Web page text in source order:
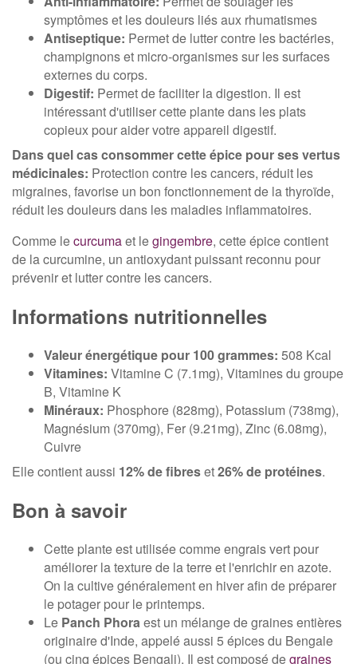
symptômes et les douleurs liés aux rhumatismes
Antiseptique: Permet de lutter contre les bactéries,
champignons et micro-organismes sur les surfaces
externes du corps.
Digestif: Permet de faciliter la digestion. Il est
intéressant d'utiliser cette plante dans les plats
copieux pour aider votre appareil digestif.
Dans quel cas consommer cette épice pour ses vertus
médicinales: Protection contre les cancers, réduit les
migraines, favorise un bon fonctionnement de la thyroïde,
réduit les douleurs dans les maladies inflammatoires.
Comme lecurcumaet legingembre, cette épice contient
de la curcumine, un antioxydant puissant reconnu pour
prévenir et lutter contre les cancers.
Informations nutritionnelles
Valeur énergétique pour 100 grammes: 508 Kcal
Vitamines: Vitamine C (7.1mg), Vitamines du groupe
B, Vitamine K
Minéraux: Phosphore (828mg), Potassium (738mg),
Magnésium (370mg), Fer (9.21mg), Zinc (6.08mg),
Cuivre
Elle contient aussi 12% de fibreset26% de protéines.
Bon à savoir
Cette plante est utilisée comme engrais vert pour
améliorer la texture de la terre et l'enrichir en azote.
On la cultive généralement en hiver afin de préparer
le potager pour le printemps.
Le Panch Phoraest un mélange de graines entières
originaire d'Inde, appelé aussi 5 épices du Bengale
(ou cinq épices Bengali). Il est composé degraines